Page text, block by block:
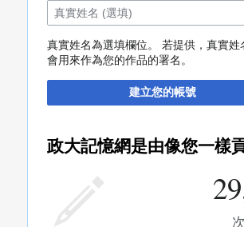
真實姓名為選填欄位。 若提供，真實姓
會用來作為您的作品的署名。
建立您的帳號
政大記憶網是由像您一樣